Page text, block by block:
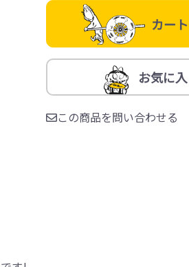
カー
お気に
この商品を問い合わせる